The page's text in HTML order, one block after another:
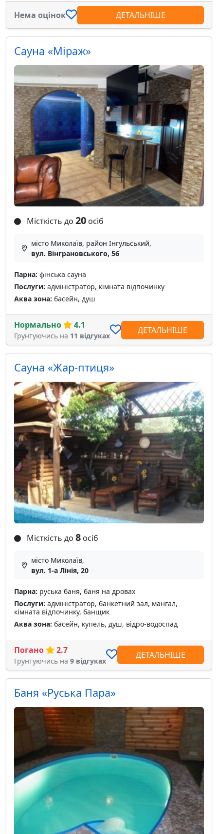
Нема оцінок ДЕТАЛЬНІШЕ
Сауна «Міраж»
Місткість до 20 осіб
місто Миколаїв, район Інгульський,
вул. Вінграновського, 56
Парна: фінська сауна
Послуги: адміністратор, кімната відпочинку
Аква зона: басейн, душ
Нормально 4.1
Грунтуючись на 11 відгуках
ДЕТАЛЬНІШЕ
Сауна «Жар-птиця»
Місткість до 8 осіб
місто Миколаїв,
вул. 1-а Лінія, 20
Парна: руська баня, баня на дровах
Послуги: адміністратор, банкетний зал, мангал,
кімната відпочинку, банщик
Аква зона: басейн, купель, душ, відро-водоспад
Погано 2.7
Грунтуючись на 9 відгуках
ДЕТАЛЬНІШЕ
Баня «Руська Пара»